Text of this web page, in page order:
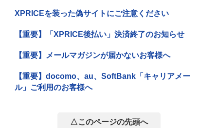
XPRICEを装った偽サイトにご注意ください
【重要】「XPRICE後払い」決済終了のお知らせ
【重要】メールマガジンが届かないお客様へ
【重要】docomo、au、SoftBank「キャリアメー
ル」ご利用のお客様へ
△このページの先頭へ